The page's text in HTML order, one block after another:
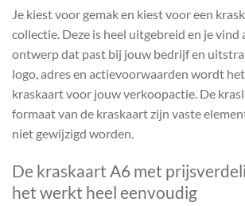
Je kiest voor gemak en kiest voor een
collectie. Deze is heel uitgebreid en je vind
ontwerp dat past bij jouw bedrijf en
logo, adres en actievoorwaarden wordt
kraskaart voor jouw verkoopactie. De
formaat van de kraskaart zijn vaste
niet gewijzigd worden.
De kraskaart A6 met
het werkt heel eenvoudig